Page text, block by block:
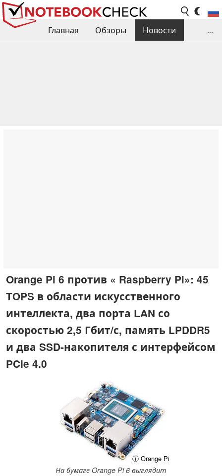
Главная Обзоры
Новости
...
Orange Pi 6 против « Raspberry Pi»: 45
TOPS в области искусственного
интеллекта, два порта LAN со
скоростью 2,5 Гбит/с, память LPDDR5
и два SSD-накопителя с интерфейсом
PCIe 4.0
ⓘ Orange Pi
На бумаге Orange Pi 6 выглядит